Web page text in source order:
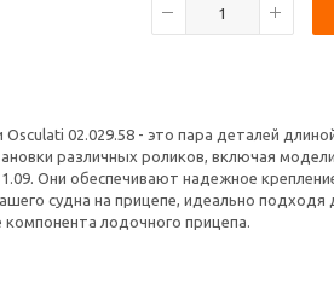
02.029.58 - это пара деталей
различных роликов, включая
Они обеспечивают надежное
судна на прицепе, идеально подходя
компонента лодочного прицепа.